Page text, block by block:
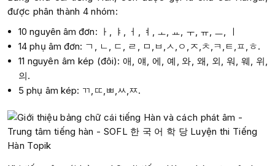
được phân thành 4 nhóm:
10 nguyên âm đơn: ㅏ, ㅑ, ㅓ, ㅕ, ㅗ, ㅛ, ㅜ, ㅠ, ㅡ, ㅣ
14 phụ âm đơn: ㄱ, ㄴ, ㄷ, ㄹ, ㅁ,ㅂ,ㅅ,ㅇ,ㅈ,ㅊ,ㅋ,ㅌ,ㅍ,ㅎ.
11 nguyên âm kép (đôi): 애, 얘, 에, 예, 와, 왜, 외, 워, 웨, 위,
의.
5 phụ âm kép: ㄲ,ㄸ,ㅃ,ㅆ,ㅉ.